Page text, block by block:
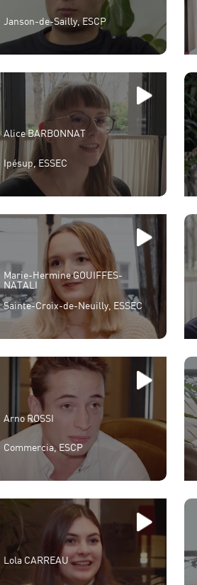
Janson-de-Sailly, ESCP
Alice BARBONNAT
Ipésup, ESSEC
Marie-Hermine GOUIFFES-
NATALI
Sainte-Croix-de-Neuilly, ESSEC
Arno ROSSI
Commercia, ESCP
Lola CARREAU